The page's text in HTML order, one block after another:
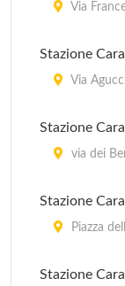
Via
Stazione
Via
Stazione
via dei
Stazione
Piazza
Stazione